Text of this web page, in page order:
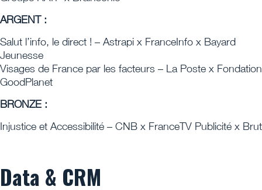
ARGENT :
Salut l’info, le direct ! – Astrapi x FranceInfo x Bayard
Jeunesse
Visages de France par les facteurs – La Poste x Fondation
GoodPlanet
BRONZE :
Injustice et Accessibilité – CNB x FranceTV Publicité x Brut
Data & CRM